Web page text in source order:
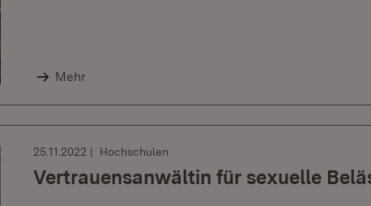
Mehr
25.11.2022 Hochschulen
Vertrauensanwältin für sexuelle